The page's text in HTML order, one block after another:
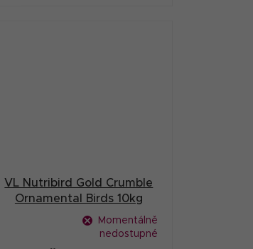
VL Nutribird Gold Crumble
Ornamental Birds 10kg
Momentálně
nedostupné